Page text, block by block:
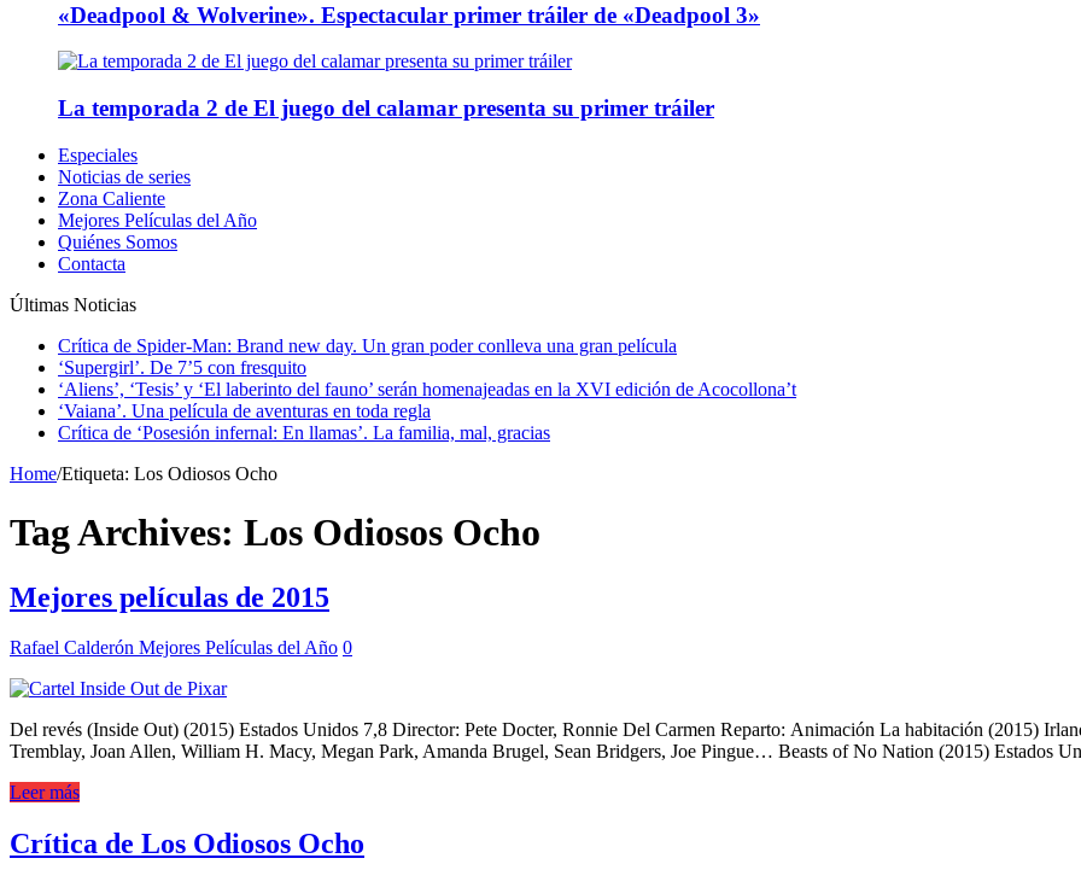
«Deadpool & Wolverine». Espectacular primer tráiler de «Deadpool 3»
La temporada 2 de El juego del calamar presenta su primer tráiler
Especiales
Noticias de series
Zona Caliente
Mejores Películas del Año
Quiénes Somos
Contacta
Últimas Noticias
Crítica de Spider-Man: Brand new day. Un gran poder conlleva una gran película
‘Supergirl’. De 7’5 con fresquito
‘Aliens’, ‘Tesis’ y ‘El laberinto del fauno’ serán homenajeadas en la XVI edición de Acocollona’t
‘Vaiana’. Una película de aventuras en toda regla
Crítica de ‘Posesión infernal: En llamas’. La familia, mal, gracias
Home/Etiqueta: Los Odiosos Ocho
Tag Archives: Los Odiosos Ocho
Mejores películas de 2015
Rafael Calderón Mejores Películas del Año 0
Del revés (Inside Out) (2015) Estados Unidos 7,8 Director: Pete Docter, Ronnie Del Carmen Reparto: Animación La habitación (2015)
Tremblay, Joan Allen, William H. Macy, Megan Park, Amanda Brugel, Sean Bridgers, Joe Pingue… Beasts of No Nation (2015) Estados
Leer más
Crítica de Los Odiosos Ocho